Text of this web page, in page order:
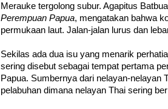
Merauke tergolong subur. Agapitus
Perempuan Papua, mengatakan bahwa
permukaan laut. Jalan-jalan lurus dan
Sekilas ada dua isu yang menarik
sering disebut sebagai tempat pertama
Papua. Sumbernya dari nelayan-nelayan
pelabuhan dimana nelayan Thai sering